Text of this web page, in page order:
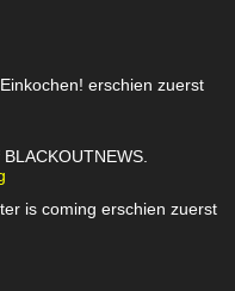
erschien zuerst
is coming erschien zuerst